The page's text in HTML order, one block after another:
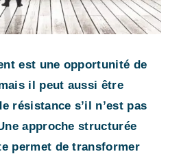
est une opportunité de
il peut aussi être
résistance s’il n’est pas
approche structurée
permet de transformer